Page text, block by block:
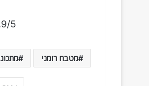
(17 votes)
מטבח רומני